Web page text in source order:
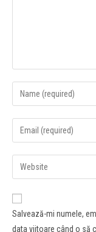
Salvează-mi numele,
data viitoare când o să